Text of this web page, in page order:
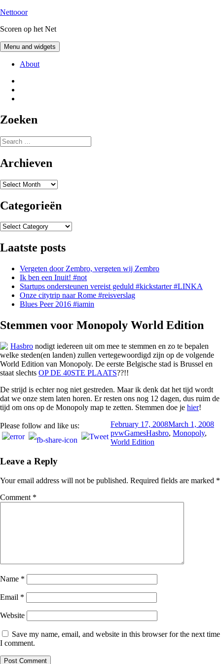
Skip
content
Nettooor
Scoren op het Net
Menu and widgets
About
Instagram
Zoeken
Search
for:
Archieven
Archieven
Categorieën
Categorieën
Laatste posts
Vergeten door Zembro, vergeten wij Zembro
Ik ben een Inuit! #not
Startups ondersteunen vereist geduld #kickstarter #LINKA
Onze citytrip naar Rome #reisverslag
Blues Peer 2016 #iamin
Stemmen voor Monopoly World Edition
Hasbro nodigt iedereen uit om mee te stemmen en zo te bepalen
welke steden(en landen) zullen vertegewoordigd zijn op de volgende
World Edition van Monopoly. De eerste Belgische stad is Brussel en
staat slechts OP DE 40STE PLAATS??!!
De strijd is echter nog niet gestreden. Maar ik denk dat het tijd wordt
dat we onze stem laten horen. Er resten ons nog 12 dagen, dus ruim de
tijd om ons op de Monopoly map te zetten. Stemmen doe je hier!
Please follow and like us:
Posted
on
February 17, 2008March 1, 2008
pvwCategories
GamesTags
Hasbro, Monopoly,
World Edition
Leave a Reply
Your email address will not be published. Required fields are marked *
Comment *
Name *
Email *
Website
Save my name, email, and website in this browser for the next time
I comment.